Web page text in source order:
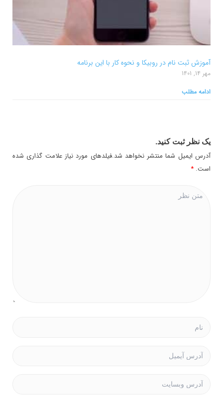
آموزش ثبت نام در روبیکا و نحوه کار با این برنامه
مهر 14, 1401
ادامه مطلب
یک نظر ثبت کنید.
آدرس ایمیل شما منتشر نخواهد شد.فیلدهای مورد نیاز علامت گذاری شده
است. *